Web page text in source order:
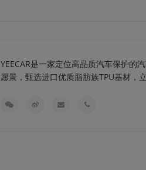
YEECAR是一家定位高品质汽车保护的
愿景，甄选进口优质脂肪族TPU基材，